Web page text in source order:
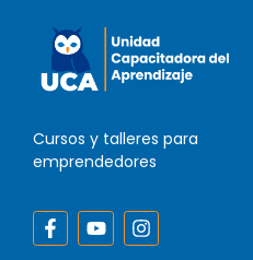
Cursos y talleres para
emprendedores